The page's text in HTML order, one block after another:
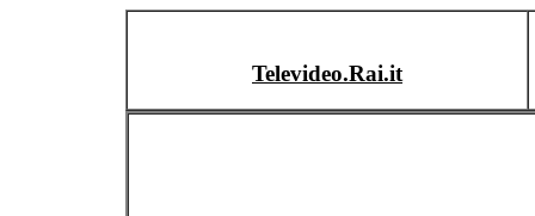
Televideo.Rai.it